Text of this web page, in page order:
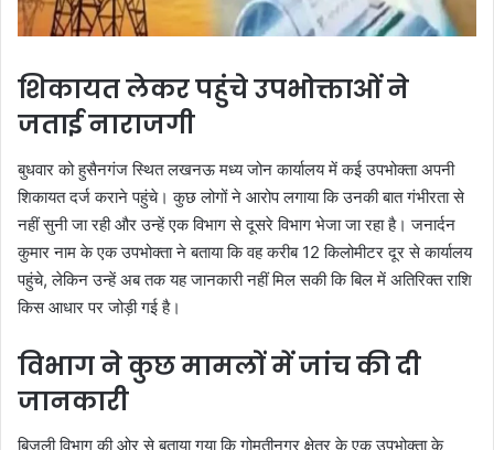
शिकायत लेकर पहुंचे उपभोक्ताओं ने
जताई नाराजगी
बुधवार को हुसैनगंज स्थित लखनऊ मध्य जोन कार्यालय में कई उपभोक्ता अपनी
शिकायत दर्ज कराने पहुंचे। कुछ लोगों ने आरोप लगाया कि उनकी बात गंभीरता से
नहीं सुनी जा रही और उन्हें एक विभाग से दूसरे विभाग भेजा जा रहा है। जनार्दन
कुमार नाम के एक उपभोक्ता ने बताया कि वह करीब 12 किलोमीटर दूर से कार्यालय
पहुंचे, लेकिन उन्हें अब तक यह जानकारी नहीं मिल सकी कि बिल में अतिरिक्त राशि
किस आधार पर जोड़ी गई है।
विभाग ने कुछ मामलों में जांच की दी
जानकारी
बिजली विभाग की ओर से बताया गया कि गोमतीनगर क्षेत्र के एक उपभोक्ता के